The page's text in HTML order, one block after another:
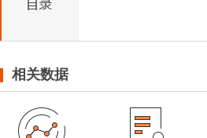
相关数据